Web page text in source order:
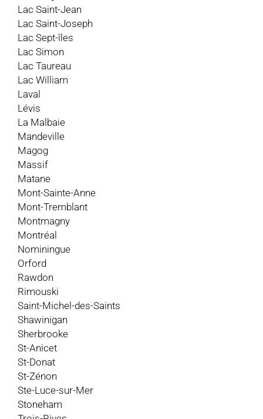
Lac Saint-Jean
Lac Saint-Joseph
Lac Sept-îles
Lac Simon
Lac Taureau
Lac William
Laval
Lévis
La Malbaie
Mandeville
Magog
Massif
Matane
Mont-Sainte-Anne
Mont-Tremblant
Montmagny
Montréal
Nominingue
Orford
Rawdon
Rimouski
Saint-Michel-des-Saints
Shawinigan
Sherbrooke
St-Anicet
St-Donat
St-Zénon
Ste-Luce-sur-Mer
Stoneham